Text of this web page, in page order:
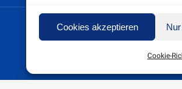
Cookies akzeptieren
Cookie-